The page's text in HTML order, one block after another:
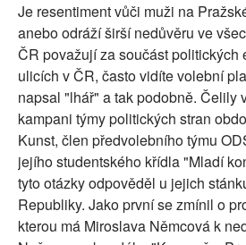
Je resentiment vůči muži na
anebo odráží širší nedůvěru ve
ČR považují za součást politických
ulicích v ČR, často vidíte volební
napsal "lhář" a tak podobně. Čelily
kampani týmy politických stran
Kunst, člen předvolebního týmu
jejího studentského křídla "Mladí
tyto otázky odpověděl u jejich
Republiky. Jako první se zmínil o
kterou má Miroslava Němcová k